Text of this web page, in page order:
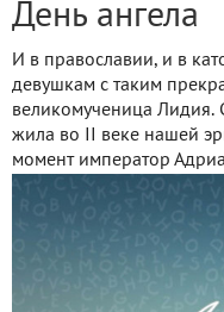
День ангела
И в православии, и в
девушкам с таким
великомученица Лидия.
жила во II веке нашей
момент император